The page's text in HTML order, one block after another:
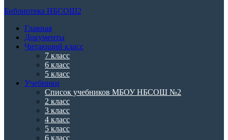
Библиотека НБСОШ2
Главная
Документы
Читающий класс
7 класс
6 класс
5 класс
Учебники
Список учебников МБОУ НБСОШ №2
2 класс
3 класс
4 класс
5 класс
6 класс